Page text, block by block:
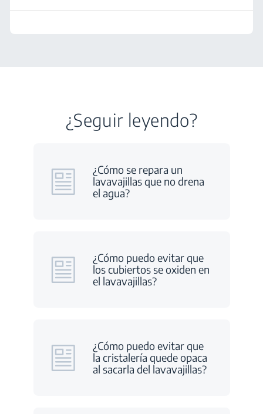
¿Seguir leyendo?
¿Cómo se repara un
lavavajillas que no drena
el agua?
¿Cómo puedo evitar que
los cubiertos se oxiden en
el lavavajillas?
¿Cómo puedo evitar que
la cristalería quede opaca
al sacarla del lavavajillas?